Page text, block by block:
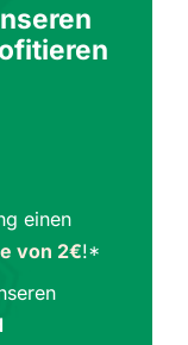
einen
von 2€!*